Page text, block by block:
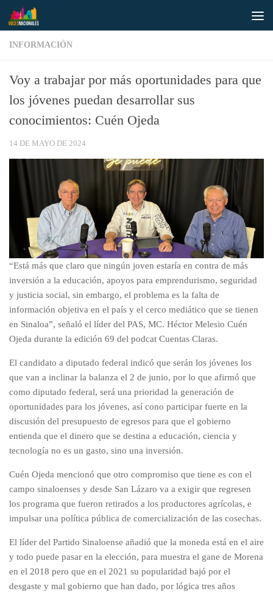
Saltar al contenido
INFORMACIÓN
Voy a trabajar por más oportunidades para que
los jóvenes puedan desarrollar sus
conocimientos: Cuén Ojeda
14 DE MAYO DE 2024
“Está más que claro que ningún joven estaría en contra de más
inversión a la educación, apoyos para emprendurismo, seguridad
y justicia social, sin embargo, el problema es la falta de
información objetiva en el país y el cerco mediático que se tienen
en Sinaloa”, señaló el líder del PAS, MC. Héctor Melesio Cuén
Ojeda durante la edición 69 del podcat Cuentas Claras.
El candidato a diputado federal indicó que serán los jóvenes los
que van a inclinar la balanza el 2 de junio, por lo que afirmó que
como diputado federal, será una prioridad la generación de
oportunidades para los jóvenes, así cono participar fuerte en la
discusión del presupuesto de egresos para que el gobierno
entienda que el dinero que se destina a educación, ciencia y
tecnología no es un gasto, sino una inversión.
Cuén Ojeda mencionó que otro compromiso que tiene es con el
campo sinaloenses y desde San Lázaro va a exigir que regresen
los programa que fueron retirados a los productores agrícolas, e
impulsar una política pública de comercialización de las cosechas.
El líder del Partido Sinaloense añadió que la moneda está en el aire
y todo puede pasar en la elección, para muestra el gane de Morena
en el 2018 pero que en el 2021 su popularidad bajó por el
desgaste y mal gobierno que han dado, por lógica tres años